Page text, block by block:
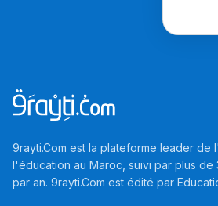
9rayti.Com est la plateforme leader de
l'éducation au Maroc, suivi par plus de
par an. 9rayti.Com est édité par